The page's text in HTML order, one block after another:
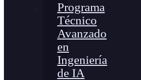
Programa
Técnico
Avanzado
en
Ingeniería
de IA